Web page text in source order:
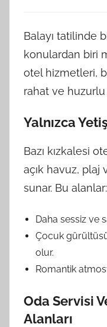
Balayı tatilinde
konulardan biri
otel hizmetleri,
rahat ve
Yalnızca
Bazı kızkalesi
açık havuz, plaj
sunar. Bu alanlar:
Daha sessiz ve
Çocuk
olur.
Romantik
Oda Servisi
Alanları